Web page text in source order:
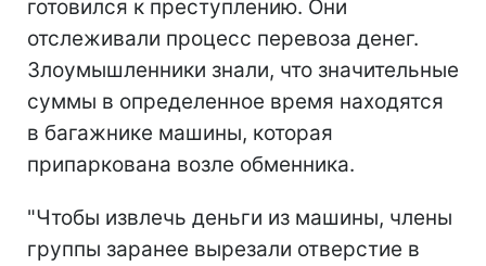
готовился к преступлению. Они
отслеживали процесс перевоза денег.
Злоумышленники знали, что значительные
суммы в определенное время находятся
в багажнике машины, которая
припаркована возле обменника.
"Чтобы извлечь деньги из машины, члены
группы заранее вырезали отверстие в